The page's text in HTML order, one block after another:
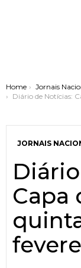
You are here:
Home
Jornais
Diário de Notícias:
JORNAIS
Capa